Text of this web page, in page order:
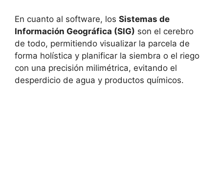
En cuanto al software, los Sistemas de
Información Geográfica (SIG) son el cerebro
de todo, permitiendo visualizar la parcela de
forma holística y planificar la siembra o el riego
con una precisión milimétrica, evitando el
desperdicio de agua y productos químicos.